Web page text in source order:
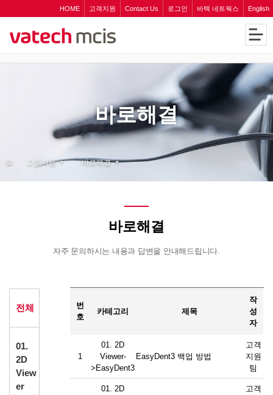
HOME 고객지원 Contact Us 로그인 바텍 네트웍스 English
바로해결
고객지원 바로해결
바로해결
자주 문의하시는 내용과 답변을 안내해드립니다.
전체
01.
2D
View
er
번
호
카테고리 제목
작
성
자
1
01. 2D
Viewer-
>EasyDent3
EasyDent3 백업 방법
고객
지원
팀
01. 2D
고객